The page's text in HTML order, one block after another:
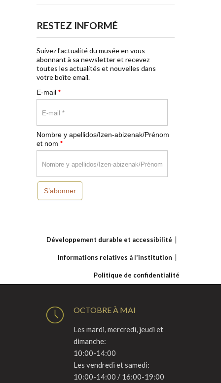
RESTEZ INFORMÉ
Suivez l'actualité du musée en vous
abonnant à sa newsletter et recevez
toutes les actualités et nouvelles dans
votre boîte email.
E-mail *
Nombre y apellidos/Izen-abizenak/Prénom
et nom *
S’abonner
Développement durable et accessibilité
Informations relatives à l'institution
Politique de confidentialité
OCTOBRE À MAI
Les mardi, mercredi, jeudi et
dimanche:
10:00-14:00
Les vendredi et samedi:
10:00-14:00 / 16:00-19:00